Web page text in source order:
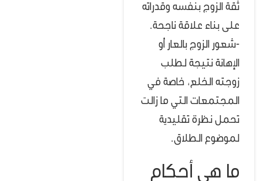
ثقة الزوج بنفسه وقدراته
على بناء علاقة ناجحة.
-شعور الزوج بالعار أو
الإهانة نتيجة لطلب
زوجته الخلع، خاصة في
المجتمعات التي ما زالت
تحمل نظرة تقليدية
لموضوع الطلاق.
ما هي أحكام